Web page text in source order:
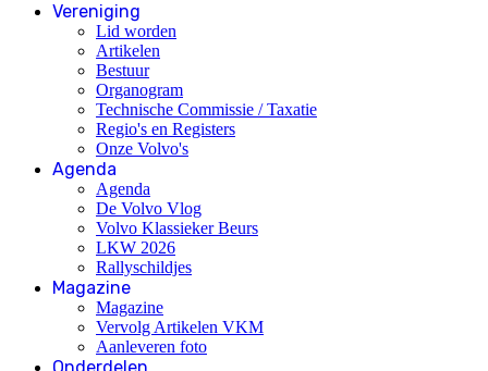
Vereniging
Lid worden
Artikelen
Bestuur
Organogram
Technische Commissie / Taxatie
Regio's en Registers
Onze Volvo's
Agenda
Agenda
De Volvo Vlog
Volvo Klassieker Beurs
LKW 2026
Rallyschildjes
Magazine
Magazine
Vervolg Artikelen VKM
Aanleveren foto